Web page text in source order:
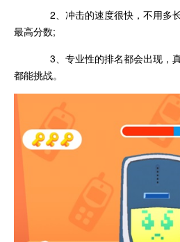
2、冲击的速度很快，不用多
最高分数;
3、专业性的排名都会出现，
都能挑战。